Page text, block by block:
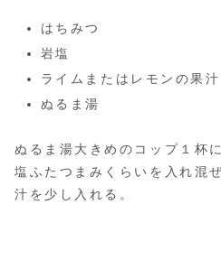
はちみつ
岩塩
ライムまたはレモンの果汁
ぬるま湯
ぬるま湯大きめのコップ１杯
塩ふたつまみくらいを入れ混
汁を少し入れる。